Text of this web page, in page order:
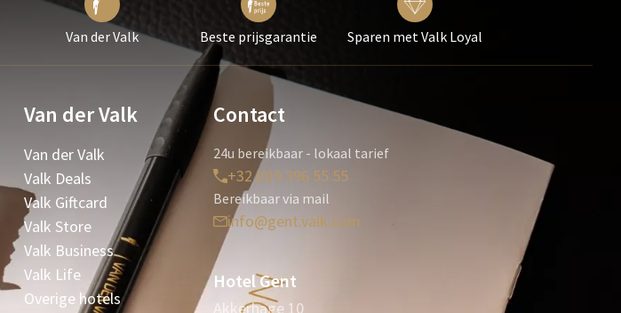
Van der Valk Beste prijsgarantie Sparen met Valk Loyal
Van der Valk
Van der Valk
Valk Deals
Valk Giftcard
Valk Store
Valk Business
Valk Life
Overige hotels
Contact
24u bereikbaar - lokaal tarief
+32 (0)9 396 55 55
Bereikbaar via mail
info@gent.valk.com
Hotel Gent
Akkerhage 10